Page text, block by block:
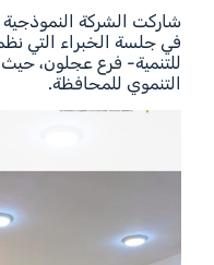
شاركت الشركة النموذجية
في جلسة الخبراء التي
للتنمية- فرع عجلون،
التنموي للمحافظة.